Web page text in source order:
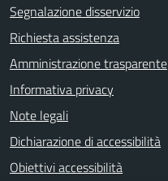
Segnalazione disservizio
Richiesta assistenza
Amministrazione trasparente
Informativa privacy
Note legali
Dichiarazione di accessibilità
Obiettivi accessibilità